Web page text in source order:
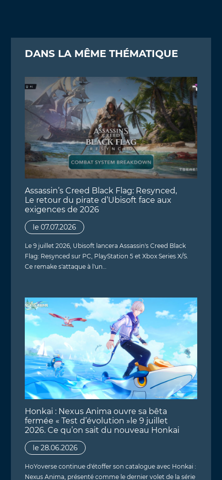
DANS LA MÊME THÉMATIQUE
Assassin’s Creed Black Flag: Resynced,
Le retour du pirate d’Ubisoft face aux
exigences de 2026
le 07.07.2026
Le 9 juillet 2026, Ubisoft lancera Assassin's Creed Black
Flag: Resynced sur PC, PlayStation 5 et Xbox Series X/S.
Ce remake s'attaque à l'un…
Honkai : Nexus Anima ouvre sa bêta
fermée « Test d’évolution »le 9 juillet
2026. Ce qu’on sait du nouveau Honkai
le 28.06.2026
HoYoverse continue d'étoffer son catalogue avec Honkai :
Nexus Anima, présenté comme le dernier volet de la série